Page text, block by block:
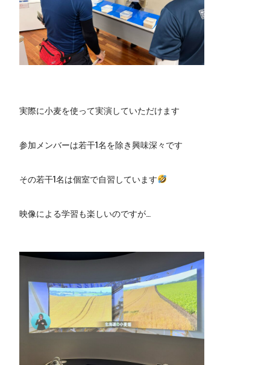
実際に小麦を使って実演していただけます
参加メンバーは若干1名を除き興味深々です
その若干1名は個室で自習しています
映像による学習も楽しいのですが…